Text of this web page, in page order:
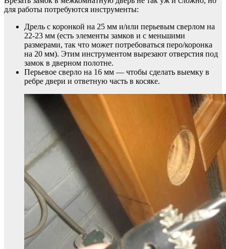
для работы потребуются инструменты:
Дрель с коронкой на 25 мм и/или перьевым сверлом на
22-23 мм (есть элементы замков и с меньшими
размерами, так что может потребоваться перо/коронка
на 20 мм). Этим инструментом вырезают отверстия под
замок в дверном полотне.
Перьевое сверло на 16 мм — чтобы сделать выемку в
ребре двери и ответную часть в косяке.